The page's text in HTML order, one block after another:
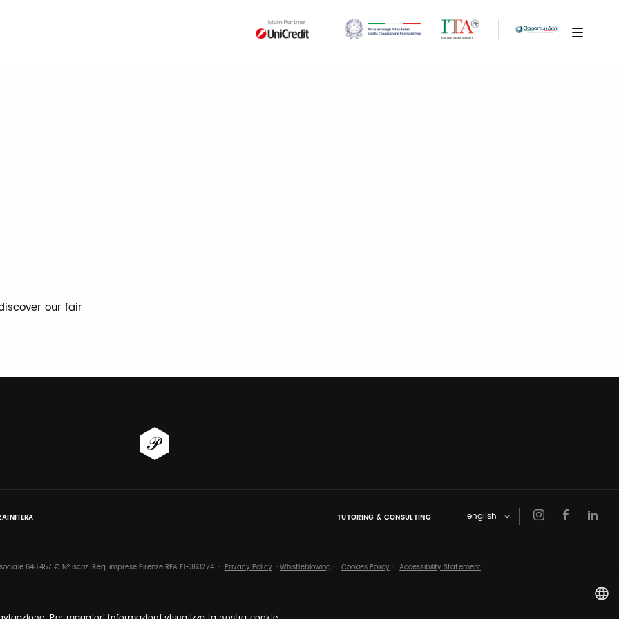
our fair
TUTORING & CONSULTING english
648.457 € N° iscriz. Reg. imprese Firenze REA FI-363274 · Privacy Policy·Whistleblowing · Cookies Policy·Accessibility Statement